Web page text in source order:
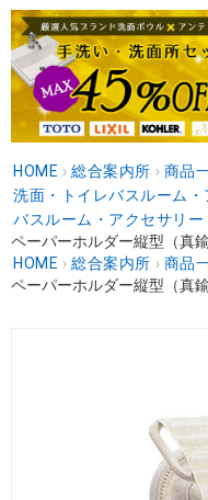
HOME › 総合案内所 › 商品
洗面・トイレバスルーム
バスルーム・アクセサリ
ペーパーホルダー縦型（真
HOME › 総合案内所 › 商品
ペーパーホルダー縦型（真